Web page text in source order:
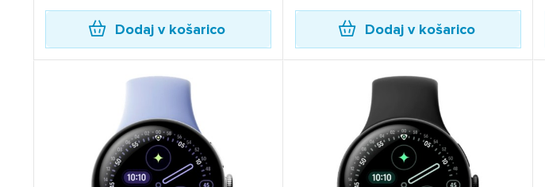
Dodaj v košarico Dodaj v košarico